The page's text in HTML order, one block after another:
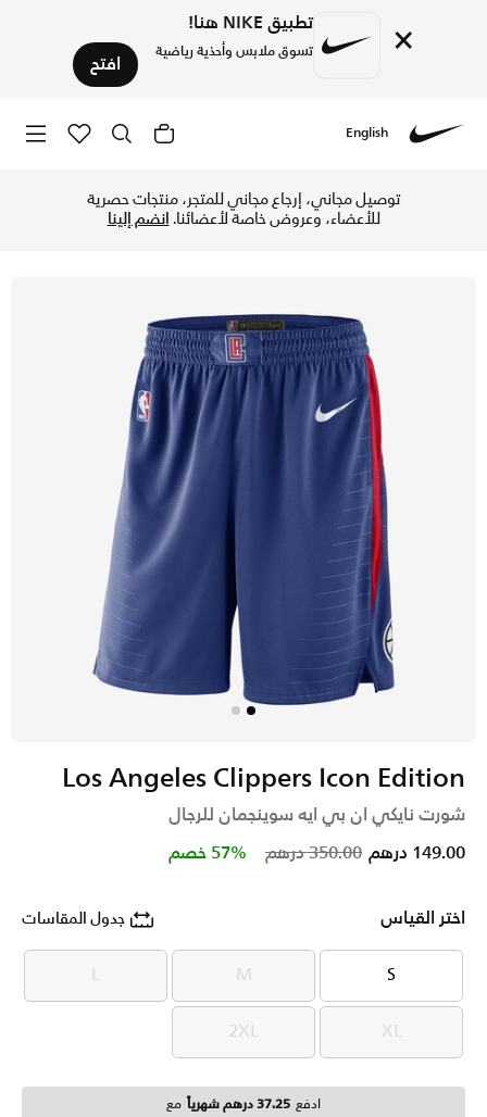
× تطبيق NIKE هنا!
تسوق ملابس وأحذية رياضية افتح
English
توصيل مجاني، إرجاع مجاني للمتجر، منتجات حصرية
للأعضاء، وعروض خاصة لأعضائنا.انضم إلينا
Los Angeles Clippers Icon Edition
شورت نايكي ان بي ايه سوينجمان للرجال
Price reduced from
350.00 درهم to 149.00 درهم 57% خصم
اختر القياس جدول المقاسات
S
S
M
M
L
L
XL
XL
2XL
2XL
ادفع 37.25 درهم شهرياً مع